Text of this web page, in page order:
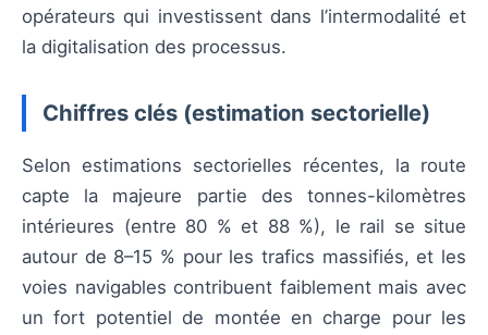
opérateurs qui investissent dans l’intermodalité et
la digitalisation des processus.
Chiffres clés (estimation sectorielle)
Selon estimations sectorielles récentes, la route
capte la majeure partie des tonnes-kilomètres
intérieures (entre 80 % et 88 %), le rail se situe
autour de 8–15 % pour les trafics massifiés, et les
voies navigables contribuent faiblement mais avec
un fort potentiel de montée en charge pour les